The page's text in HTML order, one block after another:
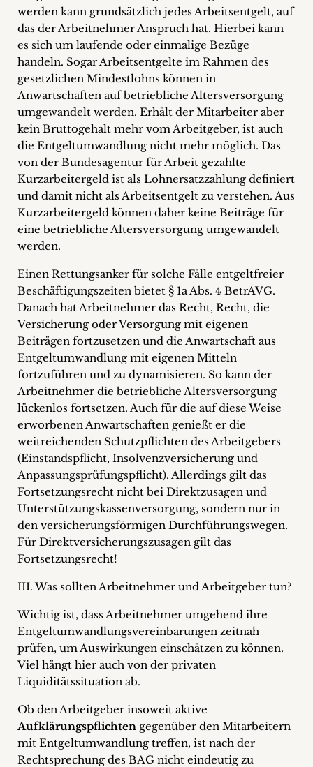
werden kann grundsätzlich jedes Arbeitsentgelt, auf
das der Arbeitnehmer Anspruch hat. Hierbei kann
es sich um laufende oder einmalige Bezüge
handeln. Sogar Arbeitsentgelte im Rahmen des
gesetzlichen Mindestlohns können in
Anwartschaften auf betriebliche Altersversorgung
umgewandelt werden. Erhält der Mitarbeiter aber
kein Bruttogehalt mehr vom Arbeitgeber, ist auch
die Entgeltumwandlung nicht mehr möglich. Das
von der Bundesagentur für Arbeit gezahlte
Kurzarbeitergeld ist als Lohnersatzzahlung definiert
und damit nicht als Arbeitsentgelt zu verstehen. Aus
Kurzarbeitergeld können daher keine Beiträge für
eine betriebliche Altersversorgung umgewandelt
werden.
Einen Rettungsanker für solche Fälle entgeltfreier
Beschäftigungszeiten bietet § 1a Abs. 4 BetrAVG.
Danach hat Arbeitnehmer das Recht, Recht, die
Versicherung oder Versorgung mit eigenen
Beiträgen fortzusetzen und die Anwartschaft aus
Entgeltumwandlung mit eigenen Mitteln
fortzuführen und zu dynamisieren. So kann der
Arbeitnehmer die betriebliche Altersversorgung
lückenlos fortsetzen. Auch für die auf diese Weise
erworbenen Anwartschaften genießt er die
weitreichenden Schutzpflichten des Arbeitgebers
(Einstandspflicht, Insolvenzversicherung und
Anpassungsprüfungspflicht). Allerdings gilt das
Fortsetzungsrecht nicht bei Direktzusagen und
Unterstützungskassenversorgung, sondern nur in
den versicherungsförmigen Durchführungswegen.
Für Direktversicherungszusagen gilt das
Fortsetzungsrecht!
III. Was sollten Arbeitnehmer und Arbeitgeber tun?
Wichtig ist, dass Arbeitnehmer umgehend ihre
Entgeltumwandlungsvereinbarungen zeitnah
prüfen, um Auswirkungen einschätzen zu können.
Viel hängt hier auch von der privaten
Liquiditätssituation ab.
Ob den Arbeitgeber insoweit aktive
Aufklärungspflichten gegenüber den Mitarbeitern
mit Entgeltumwandlung treffen, ist nach der
Rechtsprechung des BAG nicht eindeutig zu